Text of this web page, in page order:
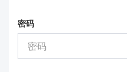
密码